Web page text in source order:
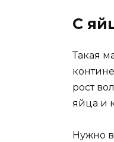
С
Такая
рост
яйца и
Нужно